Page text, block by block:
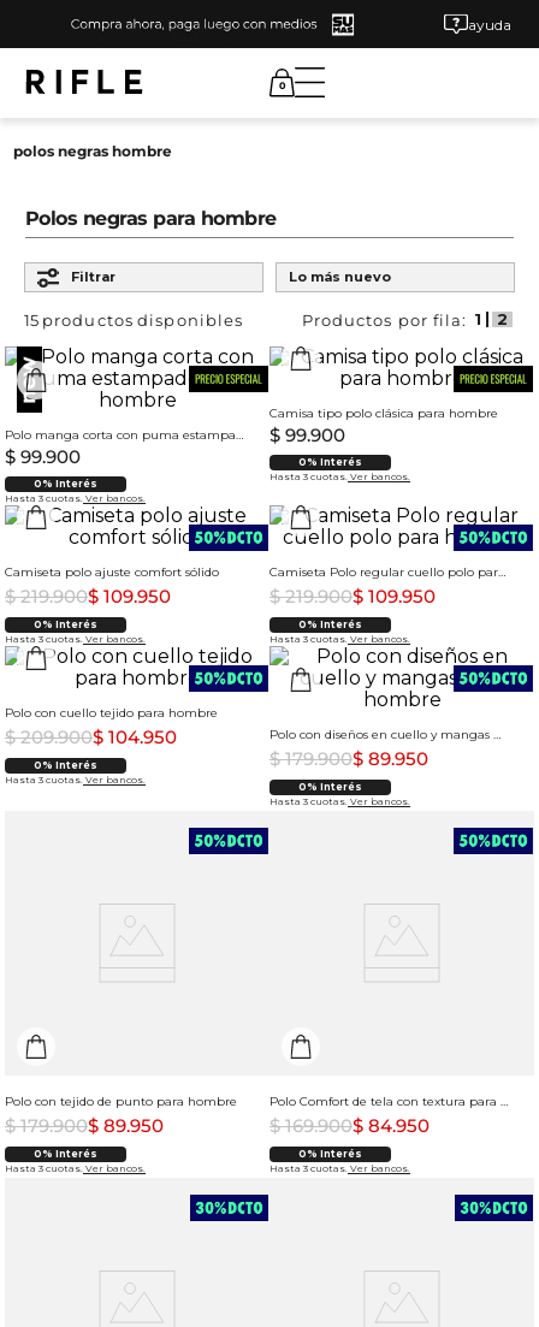
ayuda
0
polos negras hombre
Polos negras para hombre
Filtrar
Lo más nuevo
15 productos
Polo manga corta con puma estampado para hombre
$ 99.900
0% Interés
Hasta 3 cuotas. Ver bancos.
Camisa tipo polo clásica para hombre
$ 99.900
0% Interés
Hasta 3 cuotas. Ver bancos.
Camiseta polo ajuste comfort sólido
$ 219.900$ 109.950
0% Interés
Hasta 3 cuotas. Ver bancos.
Camiseta Polo regular cuello polo para hombre
$ 219.900$ 109.950
0% Interés
Hasta 3 cuotas. Ver bancos.
Polo con cuello tejido para hombre
$ 209.900$ 104.950
0% Interés
Hasta 3 cuotas. Ver bancos.
Polo con diseños en cuello y mangas para hombre
$ 179.900$ 89.950
0% Interés
Hasta 3 cuotas. Ver bancos.
Polo con tejido de punto para hombre
$ 179.900$ 89.950
0% Interés
Hasta 3 cuotas. Ver bancos.
Polo Comfort de tela con textura para hombre
$ 169.900$ 84.950
0% Interés
Hasta 3 cuotas. Ver bancos.